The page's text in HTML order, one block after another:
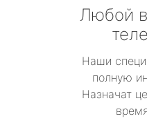
Любой
Наши
полную
Назначат